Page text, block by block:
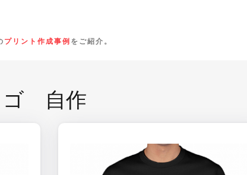
プリント作成事例 をご紹介。
自作